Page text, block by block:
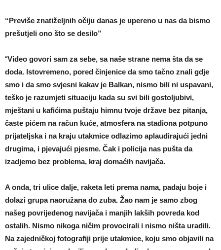
“Previše znatiželjnih očiju danas je upereno u nas da bismo
prešutjeli ono što se desilo”
“Video govori sam za sebe, sa naše strane nema šta da se
doda. Istovremeno, pored činjenice da smo tačno znali gdje
smo i da smo svjesni kakav je Balkan, nismo bili ni uspavani,
teško je razumjeti situaciju kada su svi bili gostoljubivi,
mještani u kafićima puštaju himnu tvoje države bez pitanja,
časte pićem na račun kuće, atmosfera na stadiona potpuno
prijateljska i na kraju utakmice odlazimo aplaudirajući jedni
drugima, i pjevajući pjesme. Čak i policija nas pušta da
izadjemo bez problema, kraj domaćih navijača.
A onda, tri ulice dalje, raketa leti prema nama, padaju boje i
dolazi grupa naoružana do zuba. Žao nam je samo zbog
našeg povrijedenog navijača i manjih lakših povreda kod
ostalih. Nismo nikoga ničim provocirali i nismo ništa uradili.
Na zajedničkoj fotografiji prije utakmice, koju smo objavili na